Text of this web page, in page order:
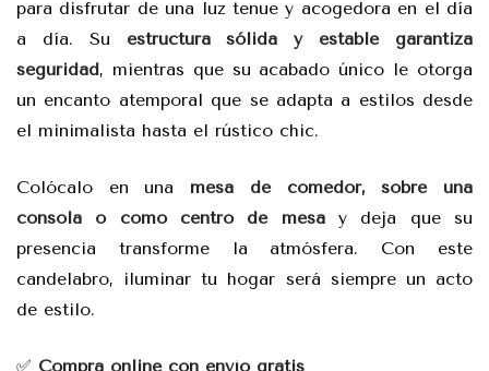
para disfrutar de una luz tenue y acogedora en el día
a día. Su estructura sólida y estable garantiza
seguridad, mientras que su acabado único le otorga
un encanto atemporal que se adapta a estilos desde
el minimalista hasta el rústico chic.
Colócalo en una mesa de comedor, sobre una
consola o como centro de mesay deja que su
presencia transforme la atmósfera. Con este
candelabro, iluminar tu hogar será siempre un acto
de estilo.
✅ Compra online con envío gratis